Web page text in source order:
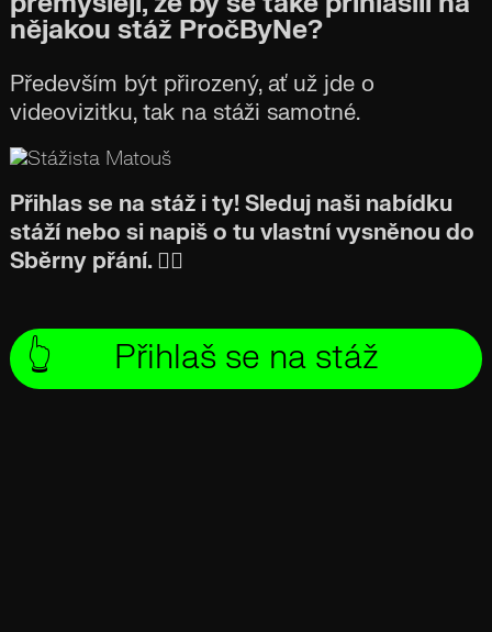
nějakou stáž PročByNe?
Především být přirozený, ať už jde o
videovizitku, tak na stáži samotné.
Přihlas se na stáž i ty! Sleduj naši nabídku
stáží nebo si napiš o tu vlastní vysněnou do
Sběrny přání. 👍🏻
👆 Přihlaš se na stáž